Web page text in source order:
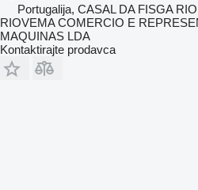
Portugalija, CASAL DA FISGA
RIOVEMA COMERCIO E
MAQUINAS LDA
Kontaktirajte prodavca